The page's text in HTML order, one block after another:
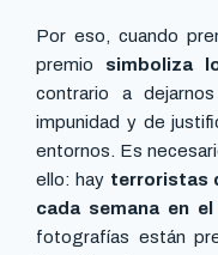
Por eso, cuando
premio simboliza
contrario a
impunidad y de
entornos. Es
ello: hay terroristas
cada semana en
fotografías están